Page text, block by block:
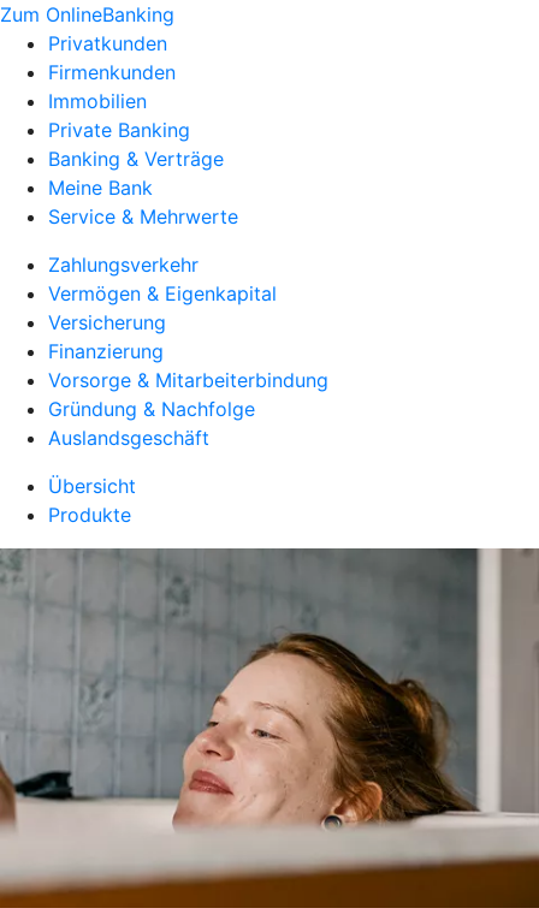
Zum OnlineBanking
Privatkunden
Firmenkunden
Immobilien
Private Banking
Banking & Verträge
Meine Bank
Service & Mehrwerte
Zahlungsverkehr
Vermögen & Eigenkapital
Versicherung
Finanzierung
Vorsorge & Mitarbeiterbindung
Gründung & Nachfolge
Auslandsgeschäft
Übersicht
Produkte